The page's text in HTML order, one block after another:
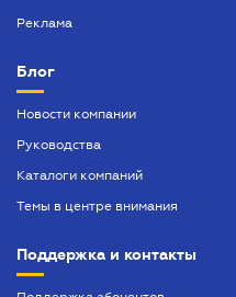
Реклама
Блог
Новости компании
Руководства
Каталоги компаний
Темы в центре внимания
Поддержка и контакты